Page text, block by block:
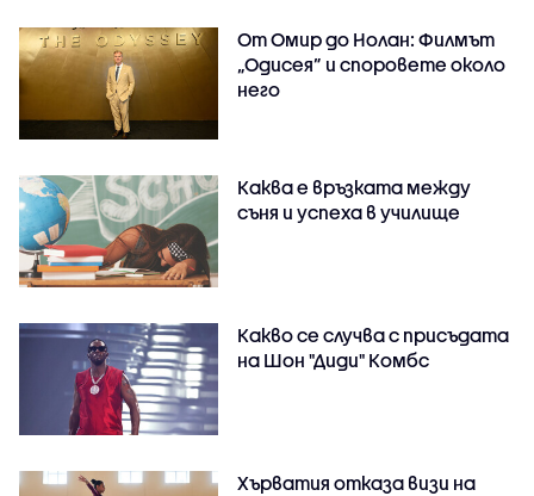
От Омир до Нолан: Филмът
„Одисея” и споровете около
него
Каква е връзката между
съня и успеха в училище
Какво се случва с присъдата
на Шон "Диди" Комбс
Хърватия отказа визи на